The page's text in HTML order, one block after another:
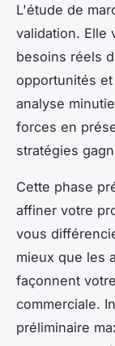
L'étude de
validation. Elle
besoins réels
opportunités
analyse
forces en
stratégies
Cette phase
affiner votre
vous
mieux que les
façonnent
commerciale.
préliminaire